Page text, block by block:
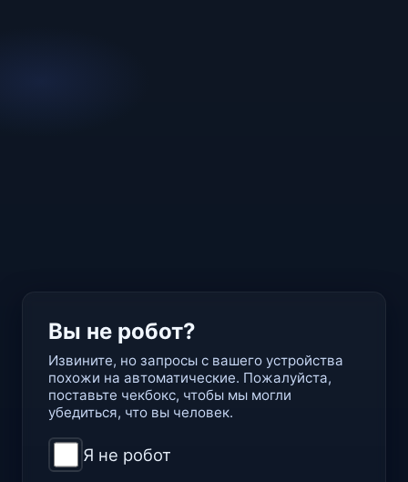
Вы не робот?
Извините, но запросы с вашего устройства
похожи на автоматические. Пожалуйста,
поставьте чекбокс, чтобы мы могли
убедиться, что вы человек.
Я не робот